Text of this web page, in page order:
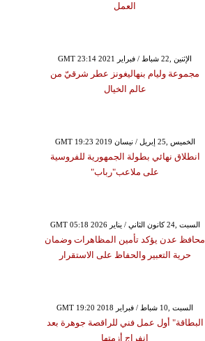
العمل
GMT 23:14 2021 الإثنين ,22 شباط / فبراير
مجموعة وليام بنهاليغونز عطر شرقيّ من
عالم الخيال
GMT 19:23 2019 الخميس ,25 إبريل / نيسان
انطلاق نهائي بطولة الجمهورية للفروسية
على ملاعب"رباب"
GMT 05:18 2026 السبت ,24 كانون الثاني / يناير
محافظ عدن يؤكد تأمين المظاهرات وضمان
حرية التعبير والحفاظ على الاستقرار
GMT 19:20 2018 السبت ,10 شباط / فبراير
البطاقة" أول عمل فني للراقصة جوهرة بعد
انفراج أزمتها